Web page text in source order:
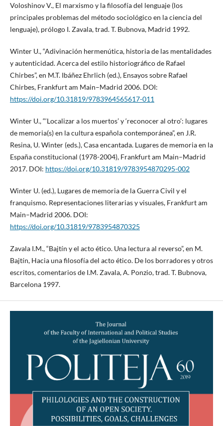
Voloshinov V., El marxismo y la filosofía del lenguaje (los
principales problemas del método sociológico en la ciencia del
lenguaje), prólogo I. Zavala, trad. T. Bubnova, Madrid 1992.
Winter U., “Adivinación hermenútica, historia de las mentalidades
y autenticidad. Acerca del estilo historiográfico de Rafael
Chirbes”, en M.T. Ibáñez Ehrlich (ed.), Ensayos sobre Rafael
Chirbes, Frankfurt am Main–Madrid 2006. DOI:
https://doi.org/10.31819/9783964565617-011
Winter U., “‘Localizar a los muertos’ y ‘reconocer al otro’: lugares
de memoria(s) en la cultura española contemporánea”, en J.R.
Resina, U. Winter (eds.), Casa encantada. Lugares de memoria en la
España constitucional (1978-2004), Frankfurt am Main–Madrid
2017. DOI: https://doi.org/10.31819/9783954870295-002
Winter U. (ed.), Lugares de memoria de la Guerra Civil y el
franquismo. Representaciones literarias y visuales, Frankfurt am
Main–Madrid 2006. DOI:
https://doi.org/10.31819/9783954870325
Zavala I.M., “Bajtín y el acto ético. Una lectura al reverso”, en M.
Bajtín, Hacia una filosofía del acto ético. De los borradores y otros
escritos, comentarios de I.M. Zavala, A. Ponzio, trad. T. Bubnova,
Barcelona 1997.